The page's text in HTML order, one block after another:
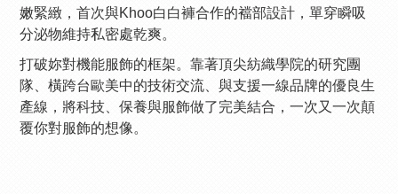
嫩緊緻，首次與Khoo白白褲合作的襠部設計，單穿瞬吸
分泌物維持私密處乾爽。
打破妳對機能服飾的框架。靠著頂尖紡織學院的研究團
隊、橫跨台歐美中的技術交流、與支援一線品牌的優良生
產線，將科技、保養與服飾做了完美結合，一次又一次顛
覆你對服飾的想像。